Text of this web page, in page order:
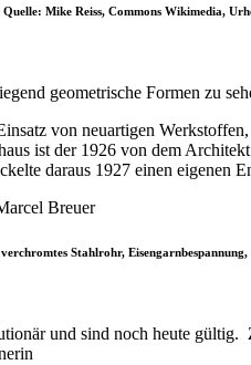
Mike Reiss, Commons Wikimedia,
geometrische Formen zu
von neuartigen
ist der 1926 von dem
daraus 1927 einen eigenen
Stahlrohr,
und sind noch heute